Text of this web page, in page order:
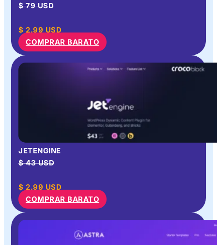
$ 79 USD
$ 2.99 USD
COMPRAR BARATO
JETENGINE
$ 43 USD
$ 2.99 USD
COMPRAR BARATO